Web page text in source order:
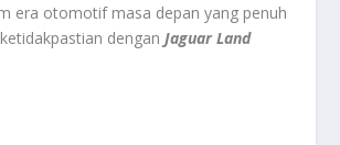
era otomotif masa depan yang penuh
denganJaguar Land